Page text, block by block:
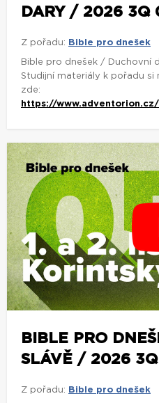
DARY / 2026 3Q
Z pořadu: Bible pro dnešek
Bible pro dnešek / Duchovní
Studijní materiály k pořadu
zde:
https://
BIBLE PRO
SLÁVĚ / 2026
Z pořadu: Bible pro dnešek